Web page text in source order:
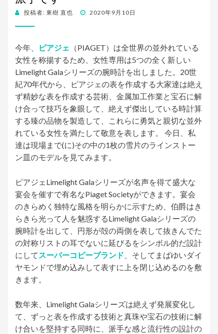
投稿者: 東樹 直也
投 2020年9月10日
今年、 ピアジェ （PIAGET）は全世界の並外れている
女性を称揚するため、女性専用は5つの全く新しい
Limelight Galaシリーズの腕時計を出しました。20世
紀70年代から、ピアジェの表を作成する大家達は絶え
ず精妙な表を作成する芸術、金属加工作業と宝石に解
け合って技巧を象眼して、絶えず傑出している時計算
する臻の品物を製造して、これらに勇気と親切な並外
れている女性を満たして敬意を表します。 今日、私
達は現場まで(に)その中の1枚の雪片のラインストー
ン皿のモデルを見てみます。
ピアジェLimelight Galaシリーズが名声を得て盛大な
宴会を催すで有名なPiaget Societyができます。宴会
のきらめく独特な風格を明らかに示すため、伯爵はき
らきら光って人を魅惑するLimelight Galaシリーズの
腕時計を出して、円形が殻の両側を表して抜きんでた
の対称リストの耳でないに延びるをシンボル的だ設計
にして スーパーコピーブランド 、そしてまばゆいダイ
ヤモンドで埋め込みして表すに上を閉じ込めるのを敷
きます。
数年来、Limelight Galaシリーズは絶えず発展変化し
て、ずっと表を作成する技術と真珠や宝石の技術に解
け合いを堅持する同時に、派手な感と流行性の設計の